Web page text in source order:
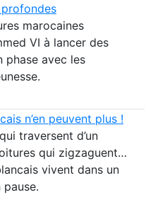
marocaines
VI à lancer des
phase avec les
n’en peuvent plus !
traversent d’un
qui zigzaguent…
vivent dans un